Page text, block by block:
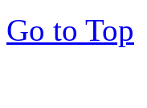
Go to Top